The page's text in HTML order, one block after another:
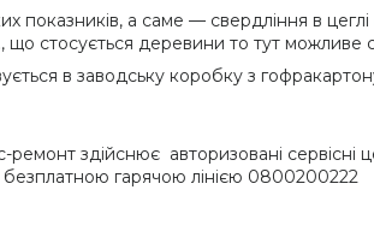
показників, а саме — свердління в
стосується деревини то тут
в заводську коробку з
здійснює авторизовані
безплатною гарячою лінією 0800200222